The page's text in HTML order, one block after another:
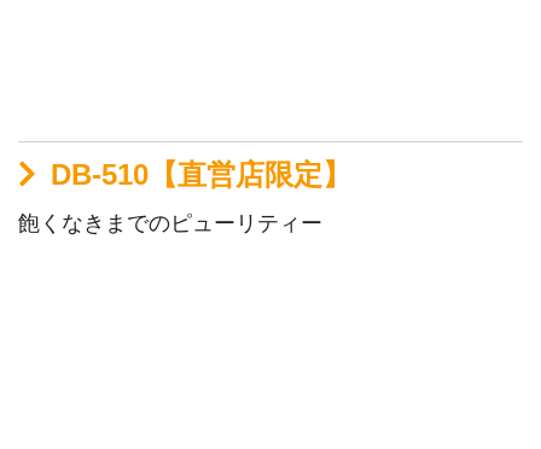
DB-510【直営店限定】
飽くなきまでのピューリティー